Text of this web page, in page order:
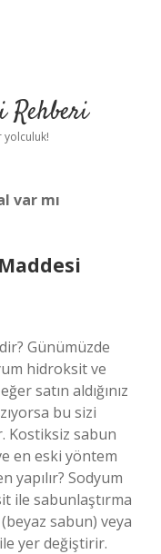
Rehberi
var mı
Günümüzde
hidroksit ve
satın aldığınız
bu sizi
Kostiksiz sabun
en eski yöntem
yapılır? Sodyum
ile sabunlaştırma
sabun) veya
yer değiştirir.